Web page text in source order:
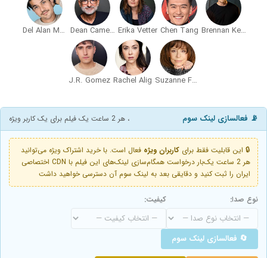
Brennan Keel Cook
Chen Tang
Erika Vetter
Dean Cameron
Del Alan Murphy
Suzanne Ford
Rachel Alig
J.R. Gomez
📡 فعالسازی لینک سوم ، هر 2 ساعت یک فیلم برای یک کاربر ویژه
🔒 این قابلیت فقط برای کاربران ویژه فعال است. با خرید اشتراک ویژه می‌توانید
هر 2 ساعت یک‌بار درخواست همگام‌سازی لینک‌های این فیلم با CDN اختصاصی
ایران را ثبت کنید و دقایقی بعد به لینک سوم آن دسترسی خواهید داشت
نوع صدا: کیفیت:
🔄 فعالسازی لینک سوم